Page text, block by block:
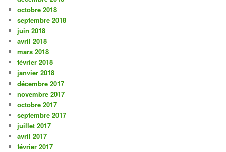
octobre 2018
septembre 2018
juin 2018
avril 2018
mars 2018
février 2018
janvier 2018
décembre 2017
novembre 2017
octobre 2017
septembre 2017
juillet 2017
avril 2017
février 2017